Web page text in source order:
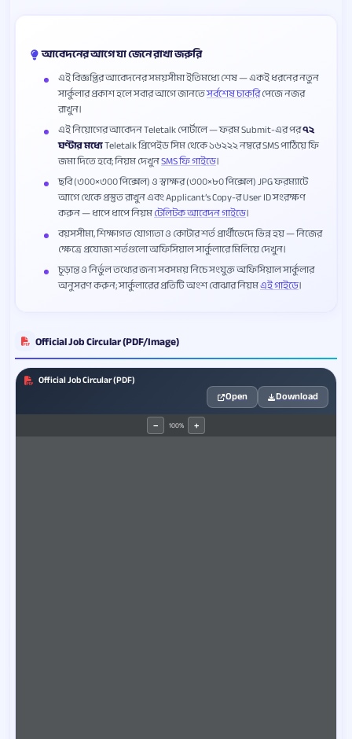
আবেদনের আগে যা জেনে রাখা জরুরি
এই বিজ্ঞপ্তির আবেদনের সময়সীমা ইতিমধ্যে শেষ — একই ধরনের নতুন
সার্কুলার প্রকাশ হলে সবার আগে জানতেসর্বশেষ চাকরিপেজে নজর
রাখুন।
এই নিয়োগের আবেদন Teletalk পোর্টালে — ফরম Submit-এর পর৭২
ঘণ্টার মধ্যেTeletalk প্রিপেইড সিম থেকে ১৬২২২ নম্বরে SMS পাঠিয়ে ফি
জমা দিতে হবে; নিয়ম দেখুনSMS ফি গাইডে।
ছবি (৩০০×৩০০ পিক্সেল) ও স্বাক্ষর (৩০০×৮০ পিক্সেল) JPG ফরম্যাটে
আগে থেকে প্রস্তুত রাখুন এবং Applicant’s Copy-র User ID সংরক্ষণ
করুন — ধাপে ধাপে নিয়মটেলিটক আবেদন গাইডে।
বয়সসীমা, শিক্ষাগত যোগ্যতা ও কোটার শর্ত প্রার্থীভেদে ভিন্ন হয় — নিজের
ক্ষেত্রে প্রযোজ্য শর্তগুলো অফিসিয়াল সার্কুলারে মিলিয়ে দেখুন।
চূড়ান্ত ও নির্ভুল তথ্যের জন্য সবসময় নিচে সংযুক্ত অফিসিয়াল সার্কুলার
অনুসরণ করুন; সার্কুলারের প্রতিটি অংশ বোঝার নিয়মএই গাইডে।
Official Job Circular (PDF/Image)
Official Job Circular (PDF)
Open Download
− 100% +